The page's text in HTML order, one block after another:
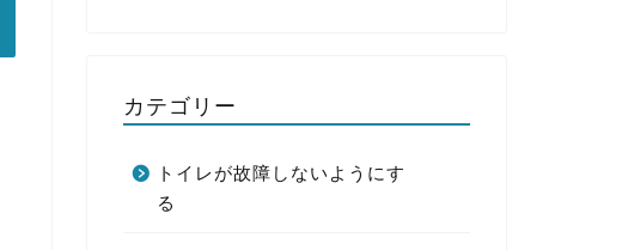
カテゴリー
トイレが故障しないようにす
る